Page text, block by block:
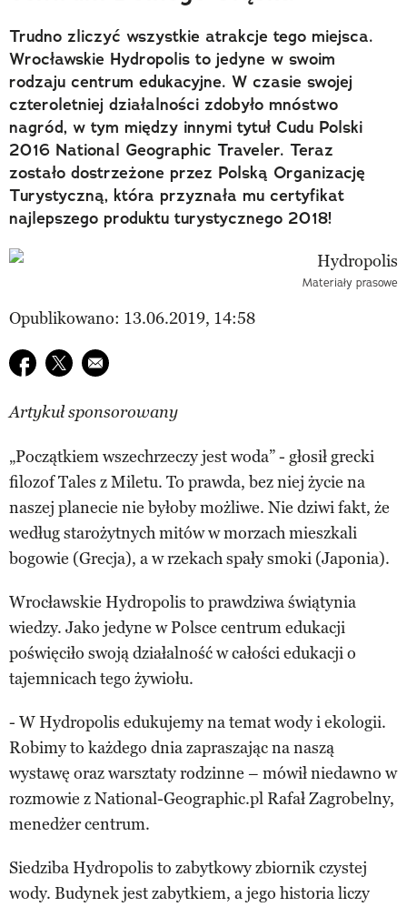
Trudno zliczyć wszystkie atrakcje tego miejsca.
Wrocławskie Hydropolis to jedyne w swoim
rodzaju centrum edukacyjne. W czasie swojej
czteroletniej działalności zdobyło mnóstwo
nagród, w tym między innymi tytuł Cudu Polski
2016 National Geographic Traveler. Teraz
zostało dostrzeżone przez Polską Organizację
Turystyczną, która przyznała mu certyfikat
najlepszego produktu turystycznego 2018!
Materiały prasowe
Opublikowano: 13.06.2019, 14:58
Udostępnij na facebook
Udostępnij na twitter
E-mail do przyjaciela
Artykuł sponsorowany
„Początkiem wszechrzeczy jest woda” - głosił grecki
filozof Tales z Miletu. To prawda, bez niej życie na
naszej planecie nie byłoby możliwe. Nie dziwi fakt, że
według starożytnych mitów w morzach mieszkali
bogowie (Grecja), a w rzekach spały smoki (Japonia).
Wrocławskie Hydropolis to prawdziwa świątynia
wiedzy. Jako jedyne w Polsce centrum edukacji
poświęciło swoją działalność w całości edukacji o
tajemnicach tego żywiołu.
- W Hydropolis edukujemy na temat wody i ekologii.
Robimy to każdego dnia zapraszając na naszą
wystawę oraz warsztaty rodzinne – mówił niedawno w
rozmowie z National-Geographic.pl Rafał Zagrobelny,
menedżer centrum.
Siedziba Hydropolis to zabytkowy zbiornik czystej
wody. Budynek jest zabytkiem, a jego historia liczy